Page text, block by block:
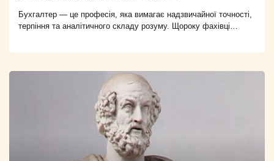
Бухгалтер — це професія, яка вимагає надзвичайної точності,
терпіння та аналітичного складу розуму. Щороку фахівці…